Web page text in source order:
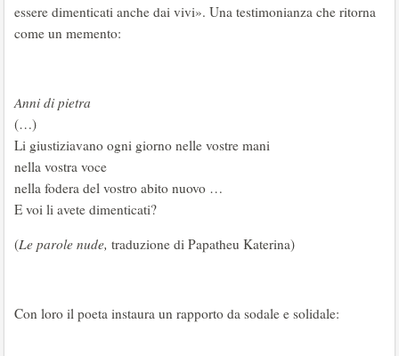
essere dimenticati anche dai vivi». Una testimonianza che ritorna
come un memento:
Anni di pietra
(…)
Li giustiziavano ogni giorno nelle vostre mani
nella vostra voce
nella fodera del vostro abito nuovo …
E voi li avete dimenticati?
(Le parole nude, traduzione di Papatheu Katerina)
Con loro il poeta instaura un rapporto da sodale e solidale: